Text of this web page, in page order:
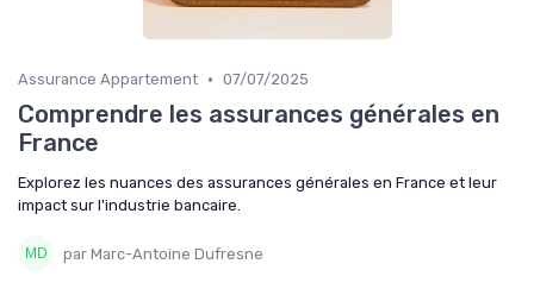
Assurance Appartement • 07/07/2025
Comprendre les assurances générales en
France
Explorez les nuances des assurances générales en France et leur
impact sur l'industrie bancaire.
par Marc-Antoine Dufresne